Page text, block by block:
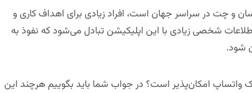
و چت در سراسر جهان است، افراد زیادی برای اهداف کاری و
شخصی‌ زیادی با این اپلیکیشن تبادل می‌شود که نفوذ به
شود.
امکان‌پذیر است؟ در جواب شما باید بگوییم هرچند این